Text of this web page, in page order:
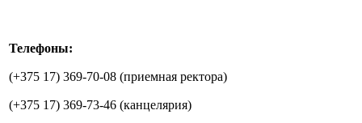
Телефоны:
(+375 17) 369-70-08 (приемная ректора)
(+375 17) 369-73-46 (канцелярия)